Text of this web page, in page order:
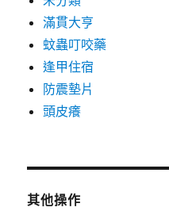
滿貫大亨
蚊蟲叮咬藥
逢甲住宿
防震墊片
頭皮癢
其他操作